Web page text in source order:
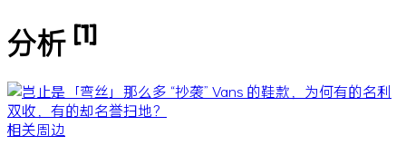
分析 [1]
相关周边